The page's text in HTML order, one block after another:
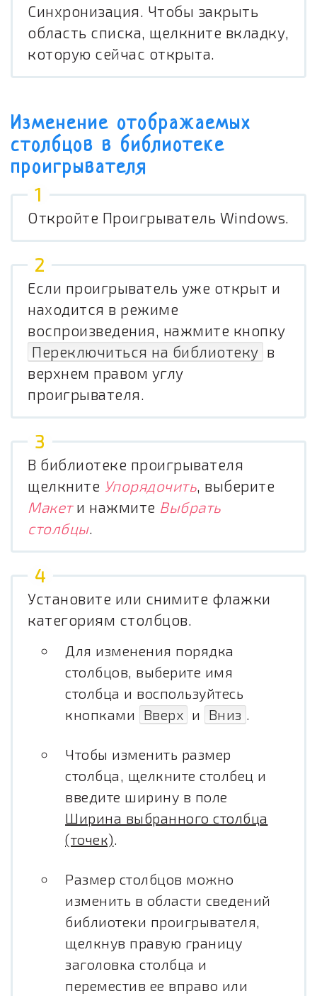
Синхронизация. Чтобы закрыть
область списка, щелкните вкладку,
которую сейчас открыта.
Изменение отображаемых
столбцов в библиотеке
проигрывателя
Откройте Проигрыватель Windows.
Если проигрыватель уже открыт и
находится в режиме
воспроизведения, нажмите кнопку
Переключиться на библиотеку в
верхнем правом углу
проигрывателя.
В библиотеке проигрывателя
щелкните Упорядочить, выберите
Макети нажмите Выбрать
столбцы.
Установите или снимите флажки
категориям столбцов.
Для изменения порядка
столбцов, выберите имя
столбца и воспользуйтесь
кнопками
Вверх и Вниз .
Чтобы изменить размер
столбца, щелкните столбец и
введите ширину в поле
Ширина выбранного столбца
(точек).
Размер столбцов можно
изменить в области сведений
библиотеки проигрывателя,
щелкнув правую границу
заголовка столбца и
переместив ее вправо или